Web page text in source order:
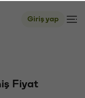
Giriş yap
Fiyat